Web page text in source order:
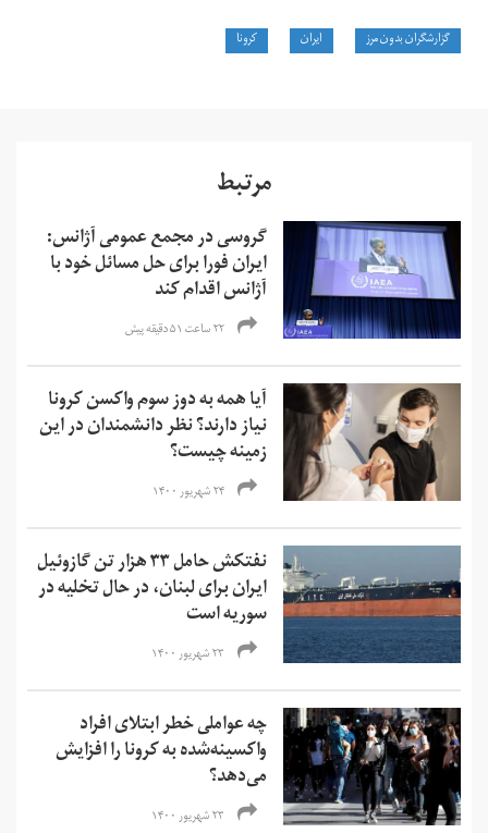
گزارشگران بدون مرز ایران کرونا
مرتبط
گروسی در مجمع عمومی آژانس:
ایران فورا برای حل مسائل خود با
آژانس اقدام کند
۲۲ ساعت ۵۱ دقیقه پیش
آیا همه به دوز سوم واکسن کرونا
نیاز دارند؟ نظر دانشمندان در این
زمینه چیست؟
۲۴ شهریور ۱۴۰۰
نفتکش حامل ۳۳ هزار تن گازوئیل
ایران برای لبنان، در حال تخلیه در
سوریه است
۲۳ شهریور ۱۴۰۰
چه عواملی خطر ابتلای افراد
واکسینه‌شده به کرونا را افزایش
می‌دهد؟
۲۳ شهریور ۱۴۰۰